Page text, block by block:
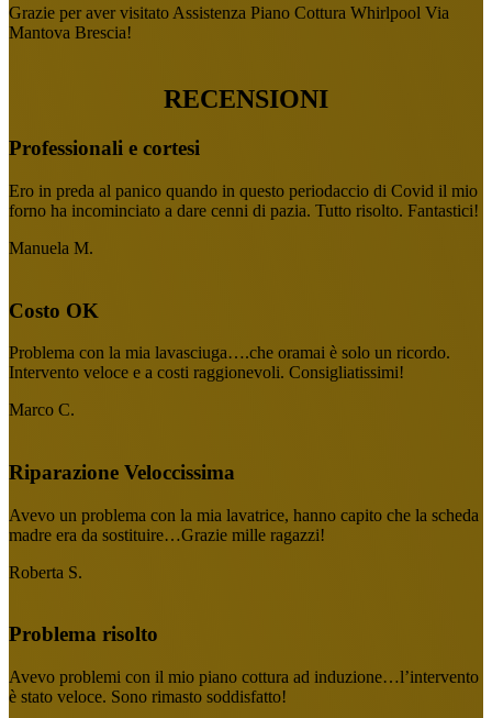
Grazie per aver visitato Assistenza Piano Cottura Whirlpool Via
Mantova Brescia!
RECENSIONI
Professionali e cortesi
Ero in preda al panico quando in questo periodaccio di Covid il mio
forno ha incominciato a dare cenni di pazia. Tutto risolto. Fantastici!
Manuela M.
Costo OK
Problema con la mia lavasciuga….che oramai è solo un ricordo.
Intervento veloce e a costi raggionevoli. Consigliatissimi!
Marco C.
Riparazione Veloccissima
Avevo un problema con la mia lavatrice, hanno capito che la scheda
madre era da sostituire…Grazie mille ragazzi!
Roberta S.
Problema risolto
Avevo problemi con il mio piano cottura ad induzione…l’intervento
è stato veloce. Sono rimasto soddisfatto!